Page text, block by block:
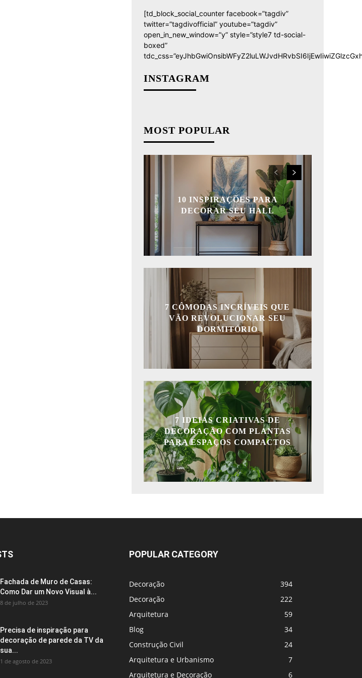
[td_block_social_counter facebook=”tagdiv”
twitter=”tagdivofficial” youtube=”tagdiv”
open_in_new_window=”y” style=”style7 td-social-
boxed”
INSTAGRAM
MOST POPULAR
10 INSPIRAÇÕES PARA
DECORAR SEU HALL
7 CÔMODAS INCRÍVEIS QUE
VÃO REVOLUCIONAR SEU
DORMITÓRIO
7 IDEIAS CRIATIVAS DE
DECORAÇÃO COM PLANTAS
PARA ESPAÇOS COMPACTOS
Fachada de Muro de Casas:
Como Dar um Novo Visual à...
8 de julho de 2023
Precisa de inspiração para
decoração de parede da TV da
sua...
1 de agosto de 2023
POPULAR CATEGORY
Decoração
394
Decoração
222
Arquitetura
59
Blog
34
Construção Civil
24
Arquitetura e Urbanismo
7
Arquitetura e Decoração
6